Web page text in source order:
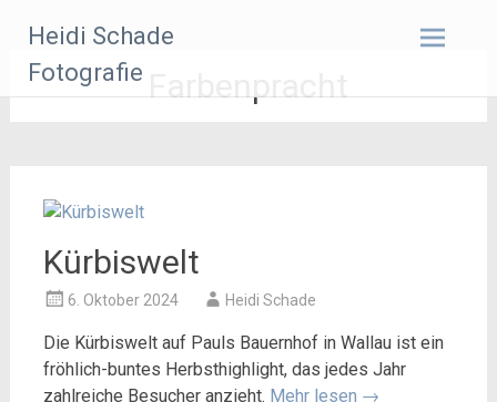
Inhalt
springen
Heidi Schade
Fotografie Farbenpracht
Kürbiswelt
6. Oktober 2024 Heidi Schade
Die Kürbiswelt auf Pauls Bauernhof in Wallau ist ein
fröhlich-buntes Herbsthighlight, das jedes Jahr
zahlreiche Besucher anzieht. Mehr lesen →